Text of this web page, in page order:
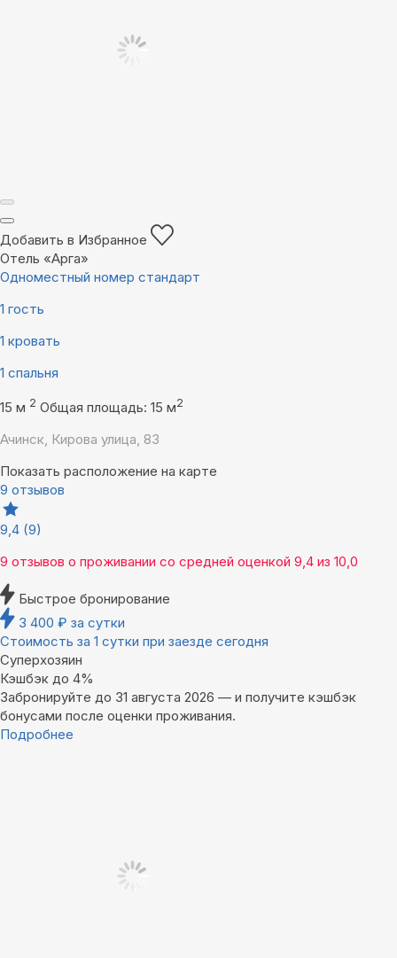
Добавить в Избранное
Отель «Арга»
Одноместный номер стандарт
1 гость
1 кровать
1 спальня
15 м 2 Общая площадь: 15 м2
Ачинск, Кирова улица, 83
Показать расположение на карте
9 отзывов
9,4 (9)
9 отзывов о проживании со средней оценкой 9,4 из 10,0
Быстрое бронирование
3 400 ₽ за сутки
Стоимость за 1 сутки при заезде сегодня
Суперхозяин
Кэшбэк до 4%
Забронируйте до 31 августа 2026 — и получите кэшбэк
бонусами после оценки проживания.
Подробнее